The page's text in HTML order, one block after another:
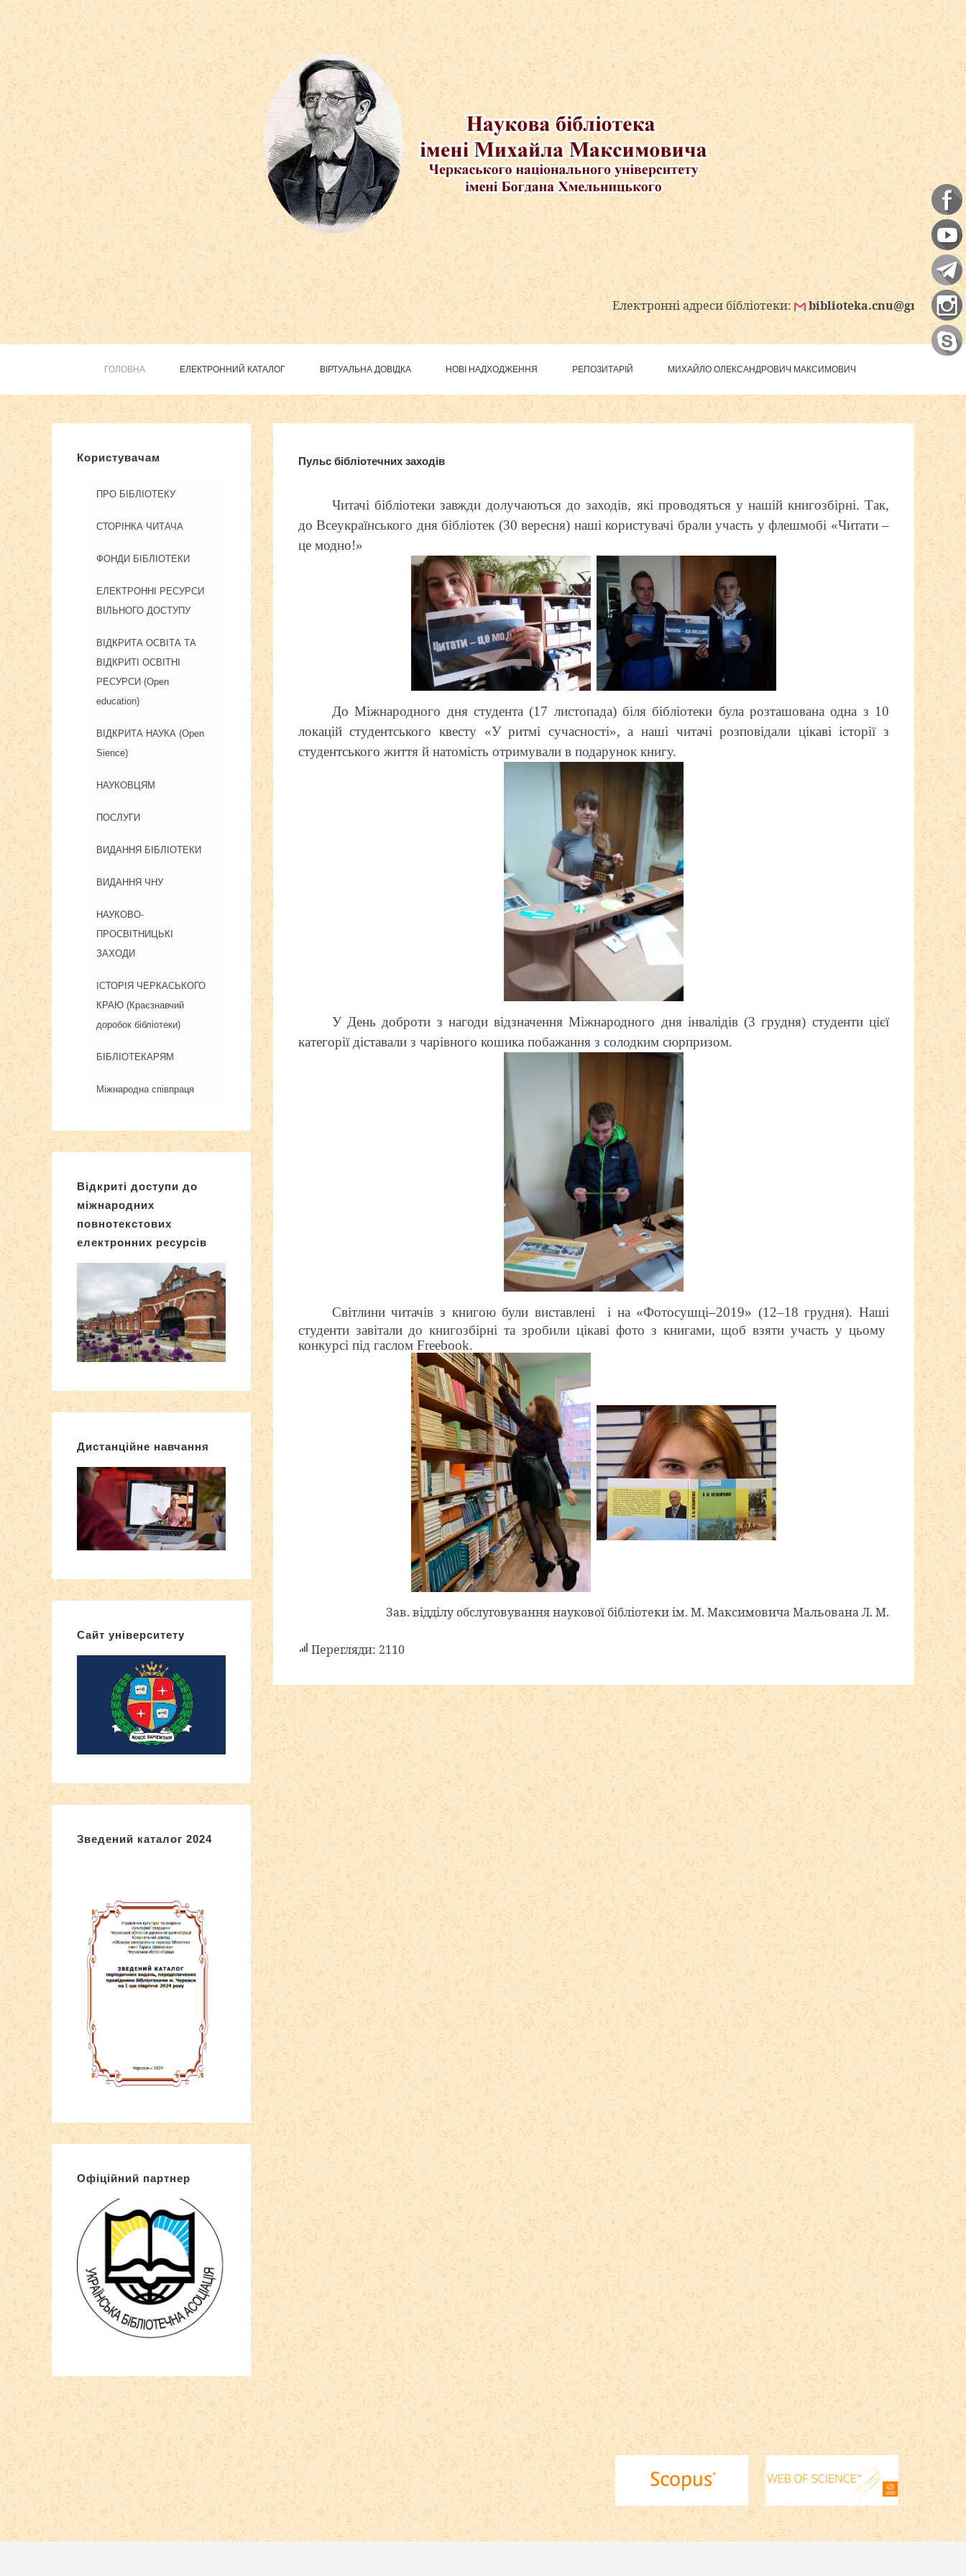
Електронні адреси бібліотеки: biblioteka.cnu@gmail.com
ГОЛОВНА ЕЛЕКТРОННИЙ КАТАЛОГ ВІРТУАЛЬНА ДОВІДКА НОВІ НАДХОДЖЕННЯ РЕПОЗИТАРІЙ МИХАЙЛО ОЛЕКСАНДРОВИЧ МАКСИМОВИЧ
Користувачам
ПРО БІБЛІОТЕКУ
СТОРІНКА ЧИТАЧА
ФОНДИ БІБЛІОТЕКИ
ЕЛЕКТРОННІ РЕСУРСИ
ВІЛЬНОГО ДОСТУПУ
ВІДКРИТА ОСВІТА ТА
ВІДКРИТІ ОСВІТНІ
РЕСУРСИ (Open
education)
ВІДКРИТА НАУКА (Open
Sience)
НАУКОВЦЯМ
ПОСЛУГИ
ВИДАННЯ БІБЛІОТЕКИ
ВИДАННЯ ЧНУ
НАУКОВО-
ПРОСВІТНИЦЬКІ
ЗАХОДИ
ІСТОРІЯ ЧЕРКАСЬКОГО
КРАЮ (Краєзнавчий
доробок бібліотеки)
БІБЛІОТЕКАРЯМ
Міжнародна співпраця
Відкриті доступи до
міжнародних
повнотекстових
електронних ресурсів
Дистанційне навчання
Сайт університету
Зведений каталог 2024
Офіційний партнер
Joomla модули на
Пульс бібліотечних заходів
Читачі бібліотеки завжди долучаються до заходів, які проводяться у нашій книгозбірні. Так,
до Всеукраїнського дня бібліотек (30 вересня) наші користувачі брали участь у флешмобі «Читати –
це модно!»
До Міжнародного дня студента (17 листопада) біля бібліотеки була розташована одна з 10
локацій студентського квесту «У ритмі сучасності», а наші читачі розповідали цікаві історії з
студентського життя й натомість отримували в подарунок книгу.
У День доброти з нагоди відзначення Міжнародного дня інвалідів (3 грудня) студенти цієї
категорії діставали з чарівного кошика побажання з солодким сюрпризом.
Світлини читачів з книгою були виставлені і на «Фотосушці–2019» (12–18 грудня). Наші
студенти завітали до книгозбірні та зробили цікаві фото з книгами, щоб взяти участь у цьому
конкурсі під гаслом Freebook.
Зав. відділу обслуговування наукової бібліотеки ім. М. Максимовича Мальована Л. М.
Перегляди: 2110